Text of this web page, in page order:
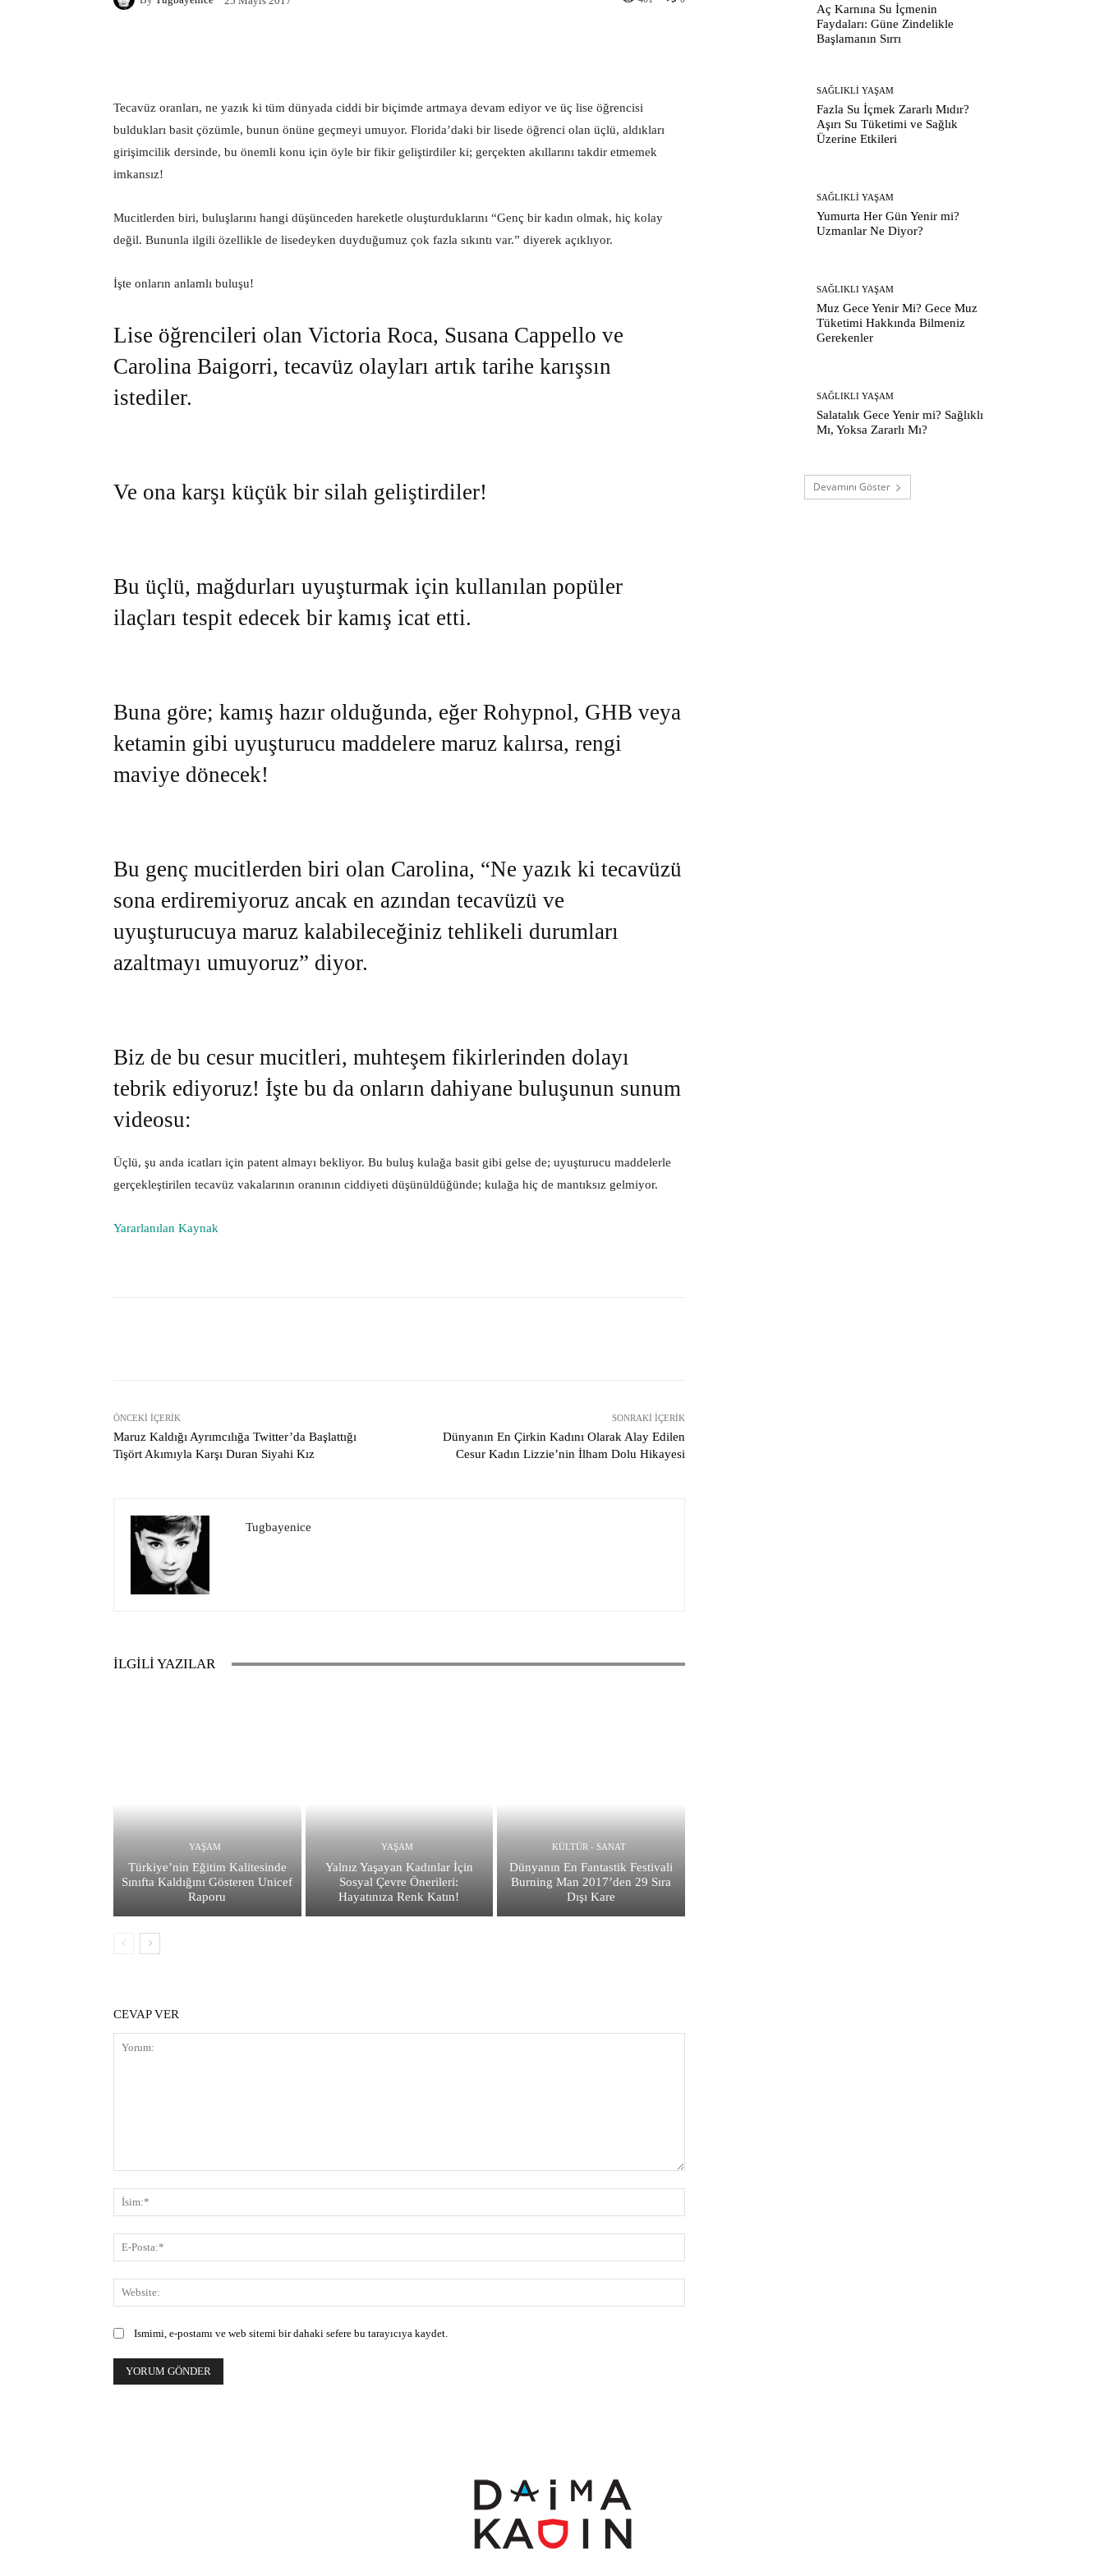
Tecavüz oranları, ne yazık ki tüm dünyada ciddi bir biçimde artmaya devam ediyor ve üç lise öğrencisi
buldukları basit çözümle, bunun önüne geçmeyi umuyor. Florida’daki bir lisede öğrenci olan üçlü, aldıkları
girişimcilik dersinde, bu önemli konu için öyle bir fikir geliştirdiler ki; gerçekten akıllarını takdir etmemek
imkansız!
Mucitlerden biri, buluşlarını hangi düşünceden hareketle oluşturduklarını “Genç bir kadın olmak, hiç kolay
değil. Bununla ilgili özellikle de lisedeyken duyduğumuz çok fazla sıkıntı var.” diyerek açıklıyor.
İşte onların anlamlı buluşu!
Lise öğrencileri olan Victoria Roca, Susana Cappello ve
Carolina Baigorri, tecavüz olayları artık tarihe karışsın
istediler.
Ve ona karşı küçük bir silah geliştirdiler!
Bu üçlü, mağdurları uyuşturmak için kullanılan popüler
ilaçları tespit edecek bir kamış icat etti.
Buna göre; kamış hazır olduğunda, eğer Rohypnol, GHB veya
ketamin gibi uyuşturucu maddelere maruz kalırsa, rengi
maviye dönecek!
Bu genç mucitlerden biri olan Carolina, “Ne yazık ki tecavüzü
sona erdiremiyoruz ancak en azından tecavüzü ve
uyuşturucuya maruz kalabileceğiniz tehlikeli durumları
azaltmayı umuyoruz” diyor.
Biz de bu cesur mucitleri, muhteşem fikirlerinden dolayı
tebrik ediyoruz! İşte bu da onların dahiyane buluşunun sunum
videosu:
Üçlü, şu anda icatları için patent almayı bekliyor. Bu buluş kulağa basit gibi gelse de; uyuşturucu maddelerle
gerçekleştirilen tecavüz vakalarının oranının ciddiyeti düşünüldüğünde; kulağa hiç de mantıksız gelmiyor.
Yararlanılan Kaynak
ÖNCEKI İÇERIK
Maruz Kaldığı Ayrımcılığa Twitter’da Başlattığı
Tişört Akımıyla Karşı Duran Siyahi Kız
SONRAKI İÇERIK
Dünyanın En Çirkin Kadını Olarak Alay Edilen
Cesur Kadın Lizzie’nin İlham Dolu Hikayesi
Tugbayenice
İLGİLİ YAZILAR
YAŞAM
Türkiye’nin Eğitim Kalitesinde
Sınıfta Kaldığını Gösteren Unicef
Raporu
YAŞAM
Yalnız Yaşayan Kadınlar İçin
Sosyal Çevre Önerileri:
Hayatınıza Renk Katın!
KÜLTÜR - SANAT
Dünyanın En Fantastik Festivali
Burning Man 2017’den 29 Sıra
Dışı Kare
CEVAP VER
Posta:*
Ismimi, e-postamı ve web sitemi bir dahaki sefere bu tarayıcıya kaydet.
Aç Karnına Su İçmenin
Faydaları: Güne Zindelikle
Başlamanın Sırrı
SAĞLIKLI YAŞAM
Fazla Su İçmek Zararlı Mıdır?
Aşırı Su Tüketimi ve Sağlık
Üzerine Etkileri
SAĞLIKLI YAŞAM
Yumurta Her Gün Yenir mi?
Uzmanlar Ne Diyor?
SAĞLIKLI YAŞAM
Muz Gece Yenir Mi? Gece Muz
Tüketimi Hakkında Bilmeniz
Gerekenler
SAĞLIKLI YAŞAM
Salatalık Gece Yenir mi? Sağlıklı
Mı, Yoksa Zararlı Mı?
Devamını Göster